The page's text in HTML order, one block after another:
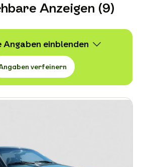
Anzeigen (9)
Angaben
verfeinern
Wert
Erstzulassung
-